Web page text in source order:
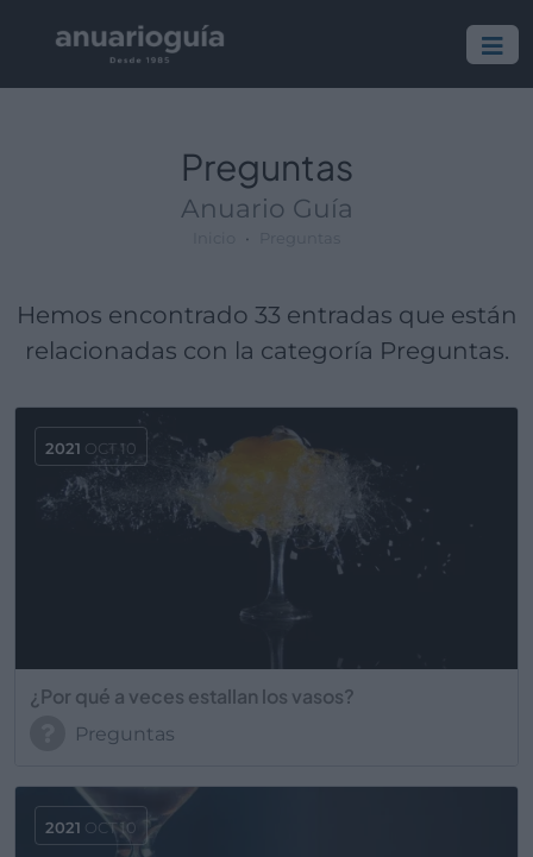
Preguntas
Anuario Guía
Hemos encontrado 33 entradas que están
relacionadas con la categoría Preguntas.
¿Por qué a veces estallan los vasos?
Preguntas
2021 OCT 10
2021 OCT 10